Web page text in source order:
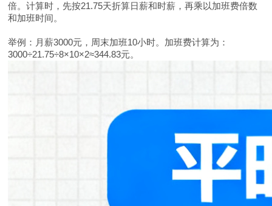
倍。计算时，先按21.75天折算日薪和时薪，再乘以加班费倍数
和加班时间。
举例：月薪3000元，周末加班10小时。加班费计算为：
3000÷21.75÷8×10×2≈344.83元。